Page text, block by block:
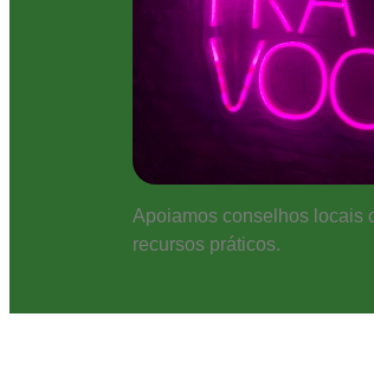
Apoiamos conselhos locais
recursos práticos.